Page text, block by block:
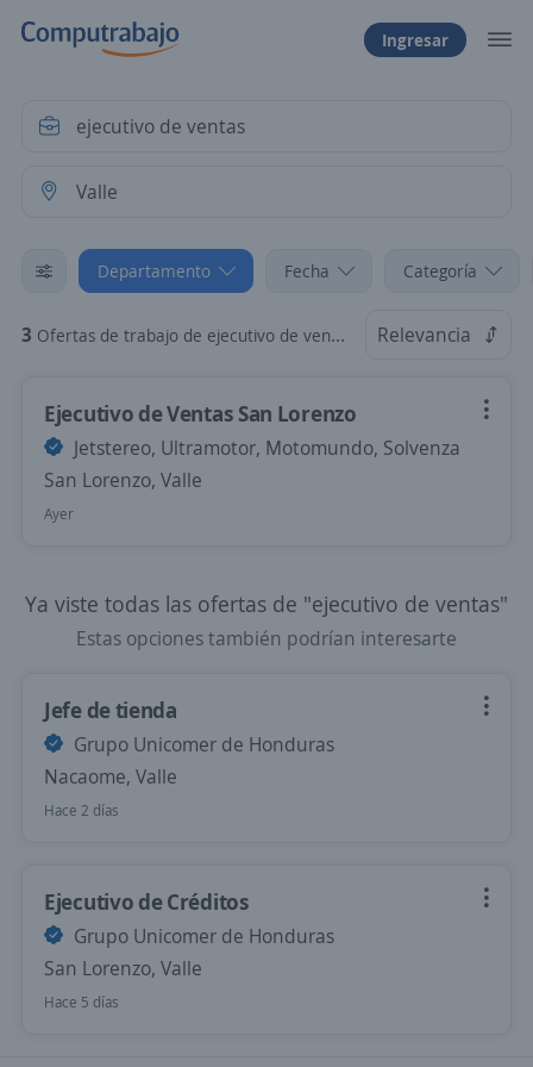
Ingresar
Departamento Fecha Categoría
3 Ofertas de trabajo de ejecutivo de ventas en Valle Relevancia
Ejecutivo de Ventas San Lorenzo
Jetstereo, Ultramotor, Motomundo, Solvenza
San Lorenzo, Valle
Ayer
Ya viste todas las ofertas de "ejecutivo de ventas"
Estas opciones también podrían interesarte
Jefe de tienda
Grupo Unicomer de Honduras
Nacaome, Valle
Hace 2 días
Ejecutivo de Créditos
Grupo Unicomer de Honduras
San Lorenzo, Valle
Hace 5 días